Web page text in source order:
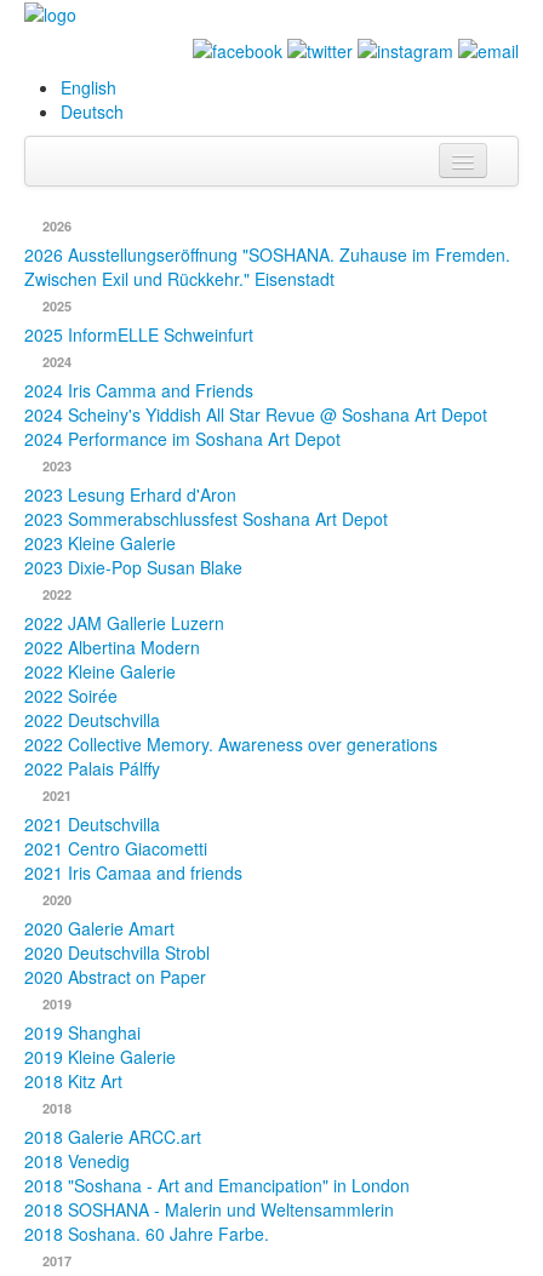
English
Deutsch
Biografie
Ausstellungen
& Projekte
Presse
Publikationen
Texte
Sammlungen
2026
2026 Ausstellungseröffnung "SOSHANA. Zuhause im Fremden.
Zwischen Exil und Rückkehr." Eisenstadt
2025
2025 InformELLE Schweinfurt
2024
2024 Iris Camma and Friends
2024 Scheiny's Yiddish All Star Revue @ Soshana Art Depot
2024 Performance im Soshana Art Depot
2023
2023 Lesung Erhard d'Aron
2023 Sommerabschlussfest Soshana Art Depot
2023 Kleine Galerie
2023 Dixie-Pop Susan Blake
2022
2022 JAM Gallerie Luzern
2022 Albertina Modern
2022 Kleine Galerie
2022 Soirée
2022 Deutschvilla
2022 Collective Memory. Awareness over generations
2022 Palais Pálffy
2021
2021 Deutschvilla
2021 Centro Giacometti
2021 Iris Camaa and friends
2020
2020 Galerie Amart
2020 Deutschvilla Strobl
2020 Abstract on Paper
2019
2019 Shanghai
2019 Kleine Galerie
2018 Kitz Art
2018
2018 Galerie ARCC.art
2018 Venedig
2018 "Soshana - Art and Emancipation" in London
2018 SOSHANA - Malerin und Weltensammlerin
2018 Soshana. 60 Jahre Farbe.
2017